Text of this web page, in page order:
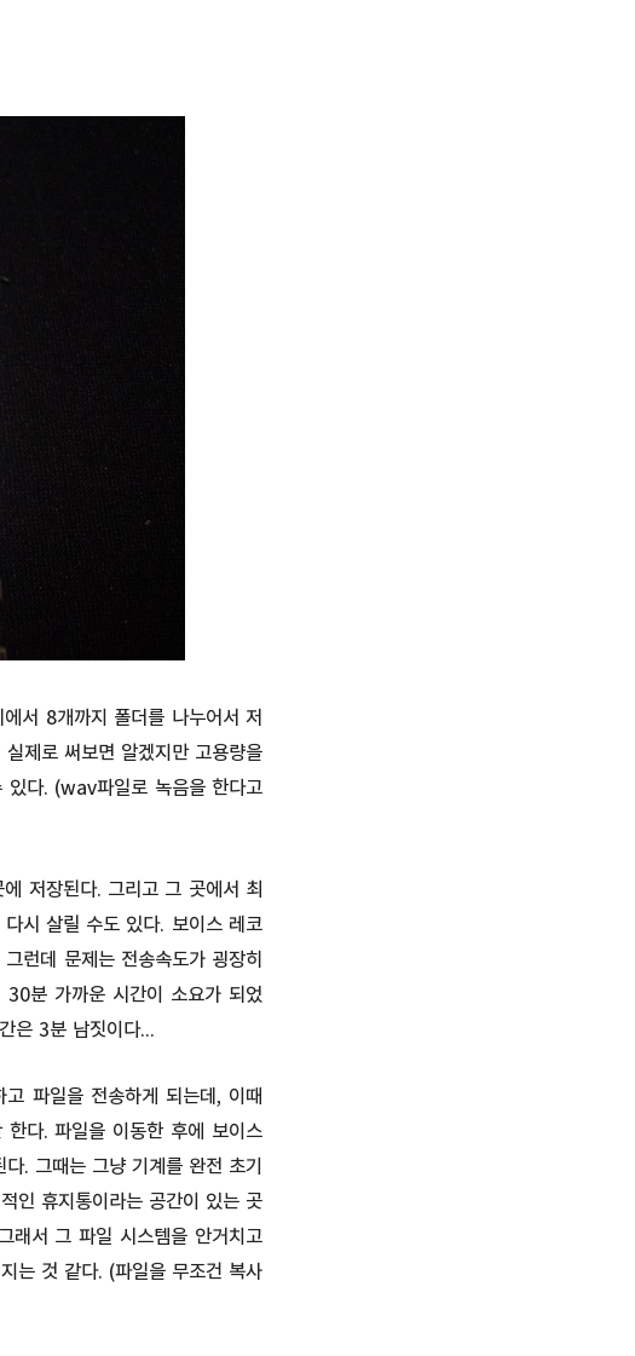
서 8개까지 폴더를 나누어서 저
제로 써보면 알겠지만 고용량을
있다. (wav파일로 녹음을 한다고
저장된다. 그리고 그 곳에서 최
시 살릴 수도 있다. 보이스 레코
런데 문제는 전송속도가 굉장히
분 가까운 시간이 소요가 되었
은 3분 남짓이다...
파일을 전송하게 되는데, 이때
다. 파일을 이동한 후에 보이스
. 그때는 그냥 기계를 완전 초기
인 휴지통이라는 공간이 있는 곳
래서 그 파일 시스템을 안거치고
는 것 같다. (파일을 무조건 복사